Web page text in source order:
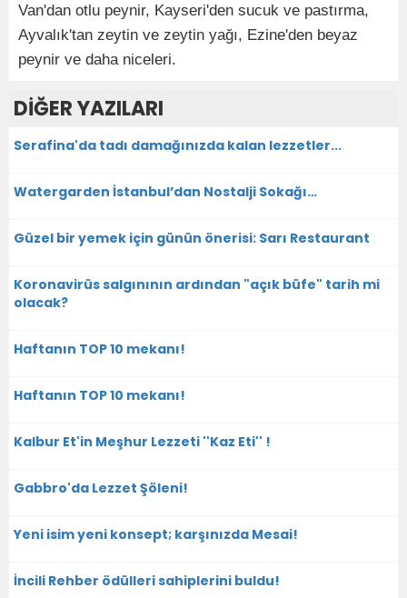
Van'dan otlu peynir, Kayseri'den sucuk ve pastırma,
Ayvalık'tan zeytin ve zeytin yağı, Ezine'den beyaz
peynir ve daha niceleri.
DİĞER YAZILARI
Serafina'da tadı damağınızda kalan lezzetler...
Watergarden İstanbul’dan Nostalji Sokağı…
Güzel bir yemek için günün önerisi: Sarı Restaurant
Koronavirüs salgınının ardından "açık büfe" tarih mi
olacak?
Haftanın TOP 10 mekanı!
Haftanın TOP 10 mekanı!
Kalbur Et'in Meşhur Lezzeti ''Kaz Eti'' !
Gabbro'da Lezzet Şöleni!
Yeni isim yeni konsept; karşınızda Mesai!
İncili Rehber ödülleri sahiplerini buldu!